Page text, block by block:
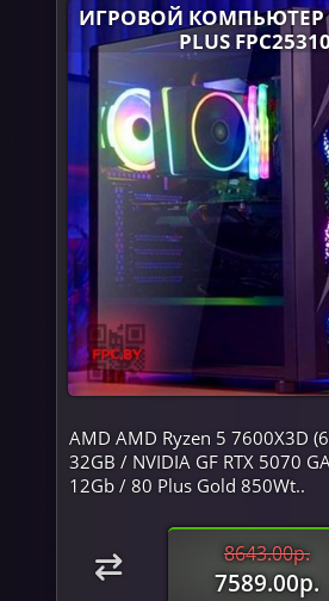
ИГРОВОЙ КОМПЬЮТЕР
PLUS
AMD AMD Ryzen 5 7600X3D
32GB / NVIDIA GF RTX 5070
12Gb / 80 Plus Gold 850Wt..
8643.00р.
7589.00р.